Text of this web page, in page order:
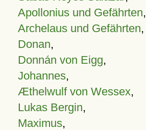
Apollonius und Gefährten,
Archelaus und Gefährten,
Donan,
Donnán von Eigg,
Johannes,
Æthelwulf von Wessex,
Lukas Bergin,
Maximus,